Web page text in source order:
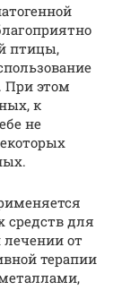
птицы,
При этом
к
не
для
от
терапии